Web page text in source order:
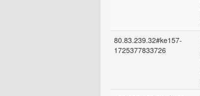
80.83.239.32#ke157-
1725377833726